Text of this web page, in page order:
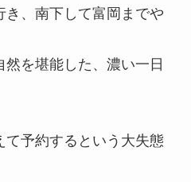
、南下して富岡までや
を堪能した、濃い一日
て予約するという大失態